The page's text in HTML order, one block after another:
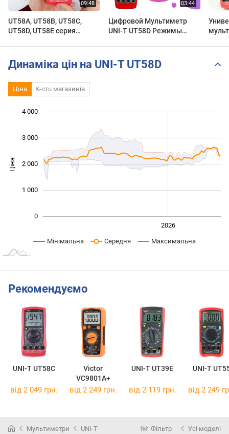
UT58A, UT58B, UT58C,
UT58D, UT58E серия
Цифровой Мультиметр
UNI-T UT58D Режимы
Динаміка цін на UNI-T UT58D
Ціна К-сть магазинів
Ціна 1 000
0
1 000
2 000
3 000
4 000
2026
Мінімальна Середня Максимальна
Рекомендуємо
UNI-T UT58C
Victor
VC9801A+
UNI-T UT39E UNI-T
від 2 049 грн. від 2 249 грн. від 2 119 грн. від 2 249
Мультиметри UNI-T Фільтр Усі моделі